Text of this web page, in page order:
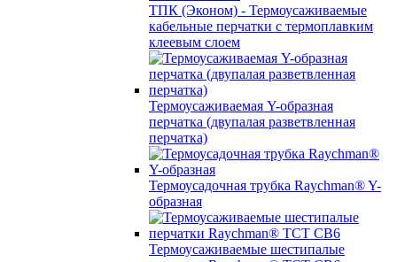
ТПК (Эконом) - Термоусаживаемые
кабельные перчатки с термоплавким
клеевым слоем
Термоусаживаемая Y-образная
перчатка (двупалая разветвленная
перчатка)
Термоусадочная трубка Raychman® Y-
образная
Термоусаживаемые шестипалые